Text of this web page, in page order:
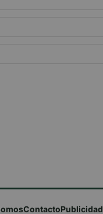
ContactoPublicidad